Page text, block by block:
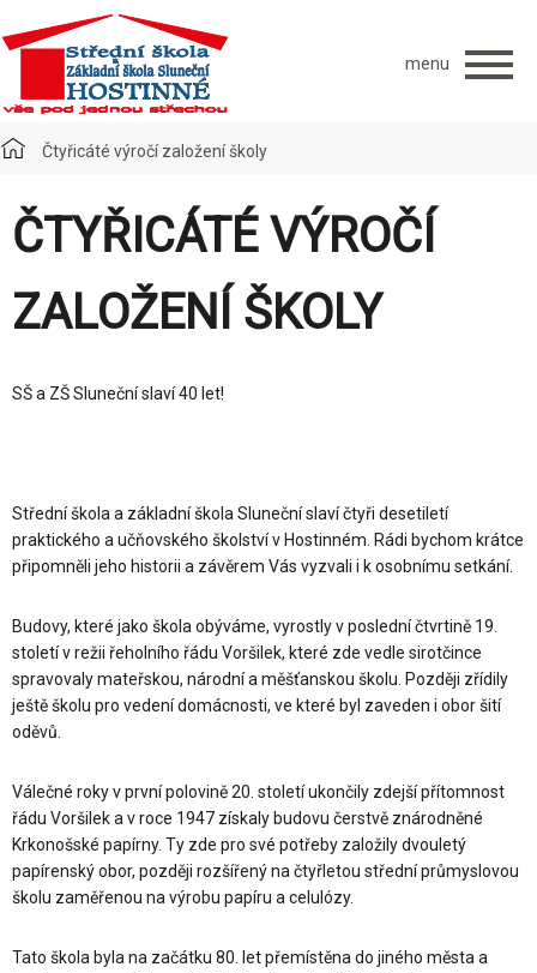
menu
Čtyřicáté výročí založení školy
ČTYŘICÁTÉ VÝROČÍ
ZALOŽENÍ ŠKOLY
SŠ a ZŠ Sluneční slaví 40 let!
Střední škola a základní škola Sluneční slaví čtyři desetiletí
praktického a učňovského školství v Hostinném. Rádi bychom krátce
připomněli jeho historii a závěrem Vás vyzvali i k osobnímu setkání.
Budovy, které jako škola obýváme, vyrostly v poslední čtvrtině 19.
století v režii řeholního řádu Voršilek, které zde vedle sirotčince
spravovaly mateřskou, národní a měšťanskou školu. Později zřídily
ještě školu pro vedení domácnosti, ve které byl zaveden i obor šití
oděvů.
Válečné roky v první polovině 20. století ukončily zdejší přítomnost
řádu Voršilek a v roce 1947 získaly budovu čerstvě znárodněné
Krkonošské papírny. Ty zde pro své potřeby založily dvouletý
papírenský obor, později rozšířený na čtyřletou střední průmyslovou
školu zaměřenou na výrobu papíru a celulózy.
Tato škola byla na začátku 80. let přemístěna do jiného města a